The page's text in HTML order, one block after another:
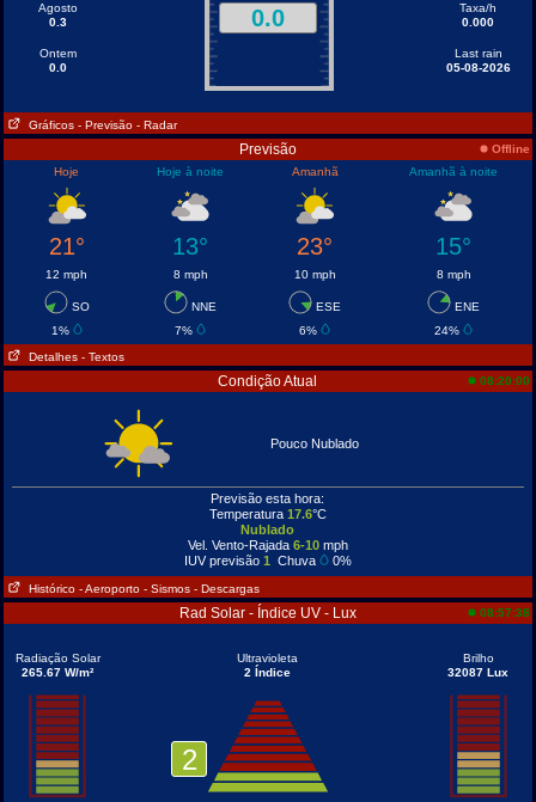
Agosto
0.3
Ontem
0.0
0.0
Taxa/h
0.000
Last rain
05-08-2026
Gráficos - Previsão - Radar
Previsão
Offline
Hoje
Hoje à noite Amanhã Amanhã à noite
21° 13° 23° 15°
12 mph 8 mph 10 mph 8 mph
SO NNE ESE
ENE
1%
7% 6%
24%
Detalhes - Textos
Condição Atual 08:20:00
Pouco Nublado
Previsão esta hora:
Temperatura 17.6°C
Nublado
Vel. Vento-Rajada 6-10mph
IUV previsão 1 Chuva 0%
Histórico - Aeroporto - Sismos - Descargas
Rad Solar - Índice UV - Lux 08:57:38
Radiação Solar
265.67 W/m²
Ultravioleta
2 Índice
2
Brilho
32087 Lux